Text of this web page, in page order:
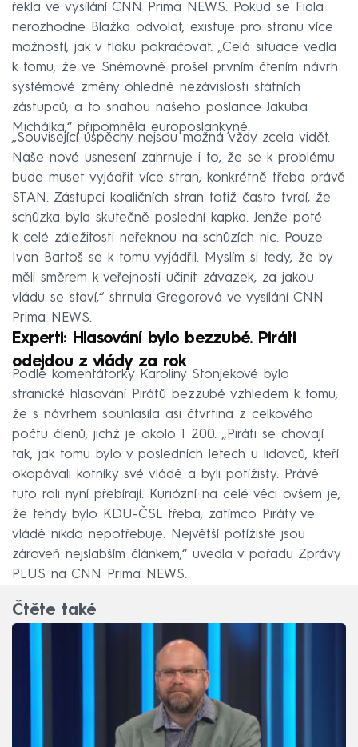
řekla ve vysílání CNN Prima NEWS. Pokud se Fiala
nerozhodne Blažka odvolat, existuje pro stranu více
možností, jak v tlaku pokračovat. „Celá situace vedla
k tomu, že ve Sněmovně prošel prvním čtením návrh
systémové změny ohledně nezávislosti státních
zástupců, a to snahou našeho poslance Jakuba
Michálka,“ připomněla europoslankyně.
„Související úspěchy nejsou možná vždy zcela vidět.
Naše nové usnesení zahrnuje i to, že se k problému
bude muset vyjádřit více stran, konkrétně třeba právě
STAN. Zástupci koaličních stran totiž často tvrdí, že
schůzka byla skutečně poslední kapka. Jenže poté
k celé záležitosti neřeknou na schůzích nic. Pouze
Ivan Bartoš se k tomu vyjádřil. Myslím si tedy, že by
měli směrem k veřejnosti učinit závazek, za jakou
vládu se staví,“ shrnula Gregorová ve vysílání CNN
Prima NEWS.
Experti: Hlasování bylo bezzubé. Piráti
odejdou z vlády za rok
Podle komentátorky Karoliny Stonjekové bylo
stranické hlasování Pirátů bezzubé vzhledem k tomu,
že s návrhem souhlasila asi čtvrtina z celkového
počtu členů, jichž je okolo 1 200. „Piráti se chovají
tak, jak tomu bylo v posledních letech u lidovců, kteří
okopávali kotníky své vládě a byli potížisty. Právě
tuto roli nyní přebírají. Kuriózní na celé věci ovšem je,
že tehdy bylo KDU-ČSL třeba, zatímco Piráty ve
vládě nikdo nepotřebuje. Největší potížisté jsou
zároveň nejslabším článkem,“ uvedla v pořadu Zprávy
PLUS na CNN Prima NEWS.
Čtěte také